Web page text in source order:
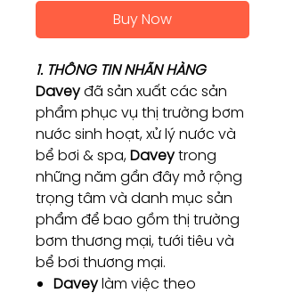
Buy Now
1. THÔNG TIN NHÃN HÀNG
Daveyđã sản xuất các sản
phẩm phục vụ thị trường bơm
nước sinh hoạt, xử lý nước và
bể bơi & spa,Daveytrong
những năm gần đây mở rộng
trọng tâm và danh mục sản
phẩm để bao gồm thị trường
bơm thương mại, tưới tiêu và
bể bơi thương mại.
Daveylàm việc theo